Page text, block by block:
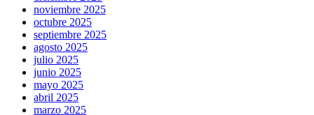
noviembre 2025
octubre 2025
septiembre 2025
agosto 2025
julio 2025
junio 2025
mayo 2025
abril 2025
marzo 2025